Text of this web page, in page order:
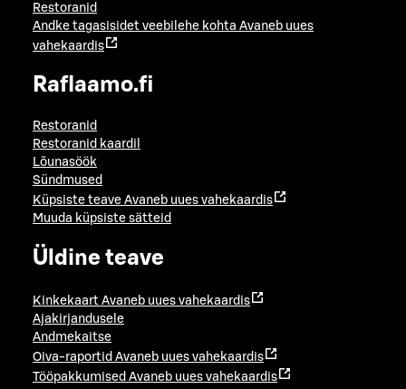
Restoranid
Andke tagasisidet veebilehe kohta Avaneb uues
vahekaardis
Raflaamo.fi
Restoranid
Restoranid kaardil
Lõunasöök
Sündmused
Küpsiste teave Avaneb uues vahekaardis
Muuda küpsiste sätteid
Üldine teave
Kinkekaart Avaneb uues vahekaardis
Ajakirjandusele
Andmekaitse
Oiva-raportid Avaneb uues vahekaardis
Tööpakkumised Avaneb uues vahekaardis